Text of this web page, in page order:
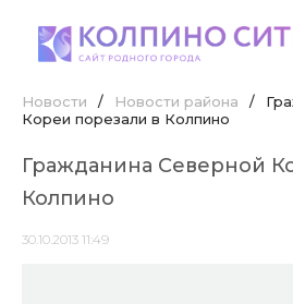
Новости / Новости района /
Кореи порезали в Колпино
Гражданина Северной
Колпино
30.10.2013 11:49